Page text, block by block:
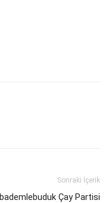
Sonraki İçerik
Çay Partisi